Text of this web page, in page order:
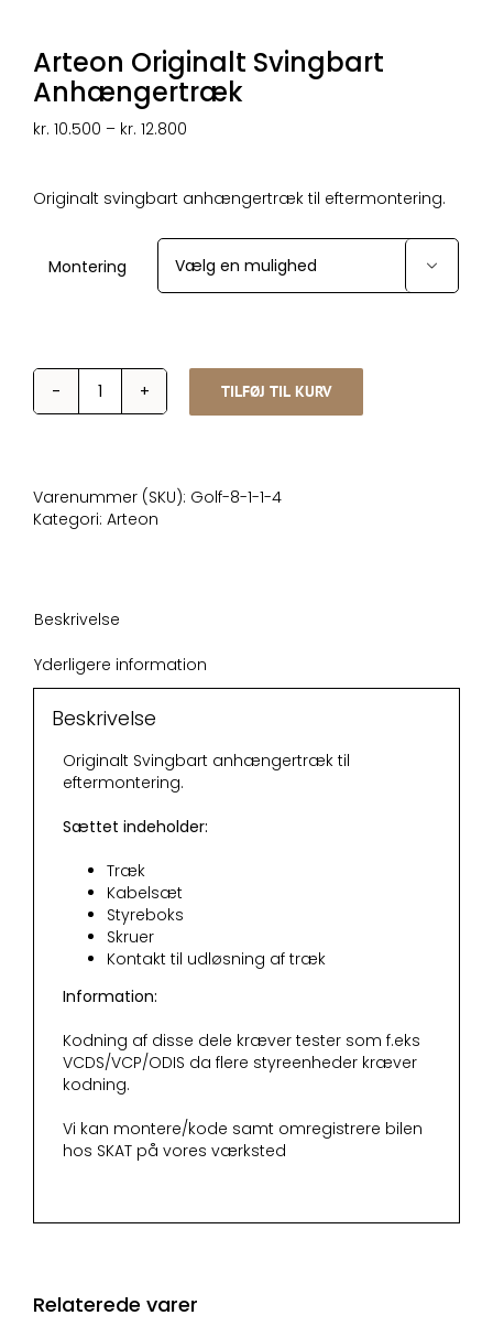
Arteon Originalt Svingbart
Anhængertræk
kr. 10.500 – kr. 12.800
kr. 12.800
Originalt svingbart anhængertræk til eftermontering.
Montering 
Arteon
antal
TILFØJ TIL KURV
Varenummer (SKU): Golf-8-1-1-4
Kategori: Arteon
Beskrivelse
Yderligere information
Beskrivelse
Originalt Svingbart anhængertræk til
eftermontering.
Sættet indeholder:
Træk
Kabelsæt
Styreboks
Skruer
Kontakt til udløsning af træk
Information:
Kodning af disse dele kræver tester som f.eks
VCDS/VCP/ODIS da flere styreenheder kræver
kodning.
Vi kan montere/kode samt omregistrere bilen
hos SKAT på vores værksted
Relaterede varer